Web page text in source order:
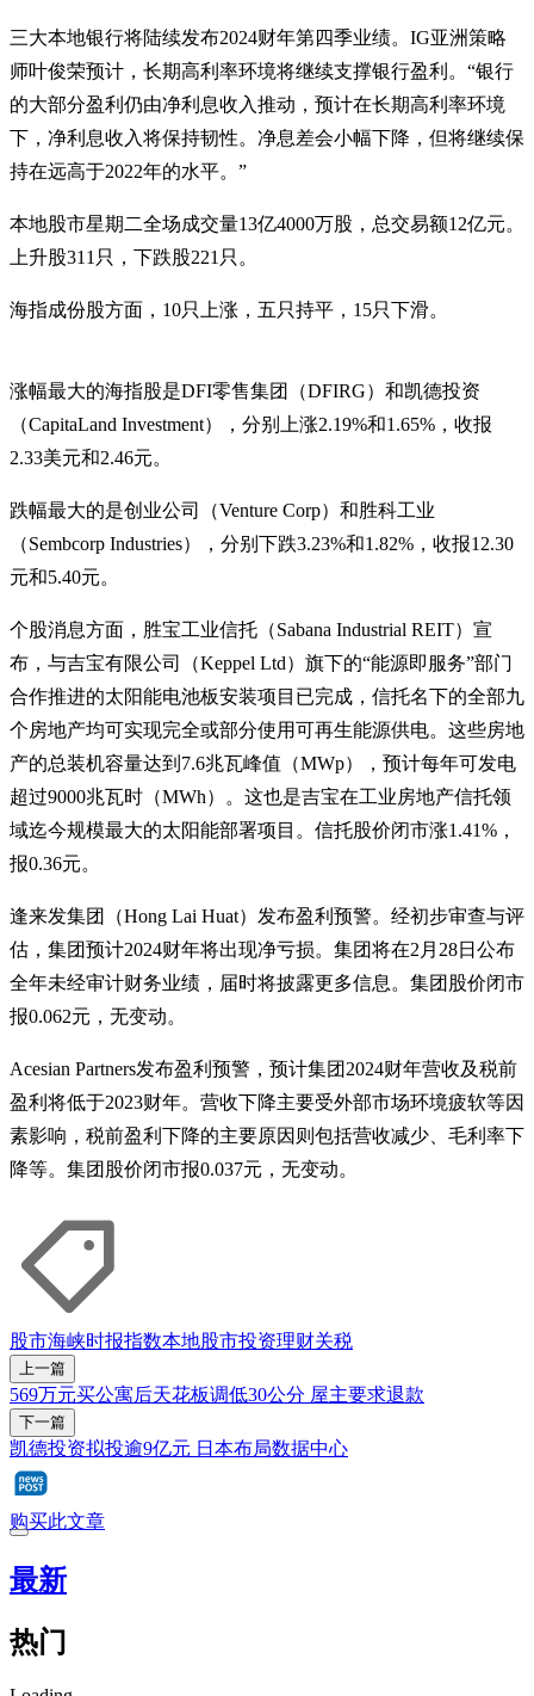
三大本地银行将陆续发布2024财年第四季业绩。IG亚洲策略
师叶俊荣预计，长期高利率环境将继续支撑银行盈利。“银行
的大部分盈利仍由净利息收入推动，预计在长期高利率环境
下，净利息收入将保持韧性。净息差会小幅下降，但将继续保
持在远高于2022年的水平。”
本地股市星期二全场成交量13亿4000万股，总交易额12亿元。
上升股311只，下跌股221只。
海指成份股方面，10只上涨，五只持平，15只下滑。
涨幅最大的海指股是DFI零售集团（DFIRG）和凯德投资
（CapitaLand Investment），分别上涨2.19%和1.65%，收报
2.33美元和2.46元。
跌幅最大的是创业公司（Venture Corp）和胜科工业
（Sembcorp Industries），分别下跌3.23%和1.82%，收报12.30
元和5.40元。
个股消息方面，胜宝工业信托（Sabana Industrial REIT）宣
布，与吉宝有限公司（Keppel Ltd）旗下的“能源即服务”部门
合作推进的太阳能电池板安装项目已完成，信托名下的全部九
个房地产均可实现完全或部分使用可再生能源供电。这些房地
产的总装机容量达到7.6兆瓦峰值（MWp），预计每年可发电
超过9000兆瓦时（MWh）。这也是吉宝在工业房地产信托领
域迄今规模最大的太阳能部署项目。信托股价闭市涨1.41%，
报0.36元。
逢来发集团（Hong Lai Huat）发布盈利预警。经初步审查与评
估，集团预计2024财年将出现净亏损。集团将在2月28日公布
全年未经审计财务业绩，届时将披露更多信息。集团股价闭市
报0.062元，无变动。
Acesian Partners发布盈利预警，预计集团2024财年营收及税前
盈利将低于2023财年。营收下降主要受外部市场环境疲软等因
素影响，税前盈利下降的主要原因则包括营收减少、毛利率下
降等。集团股价闭市报0.037元，无变动。
股市海峡时报指数本地股市投资理财关税
上一篇
569万元买公寓后天花板调低30公分 屋主要求退款
下一篇
凯德投资拟投逾9亿元 日本布局数据中心
购买此文章
最新
热门